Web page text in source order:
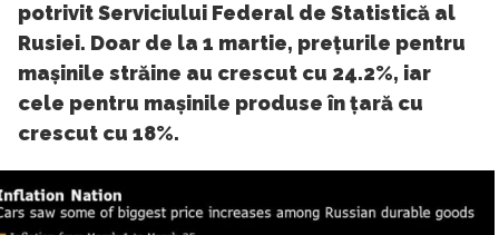
potrivit Serviciului Federal de Statistică al
Rusiei. Doar de la 1 martie, prețurile pentru
mașinile străine au crescut cu 24.2%, iar
cele pentru mașinile produse în țară cu
crescut cu 18%.